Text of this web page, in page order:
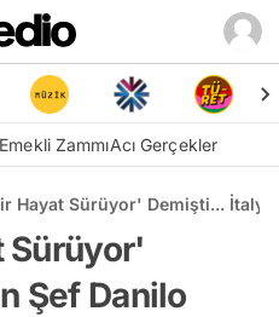
Emekli ZammıAcı Gerçekler
Hayat Sürüyor' Demişti...
Sürüyor'
Şef Danilo